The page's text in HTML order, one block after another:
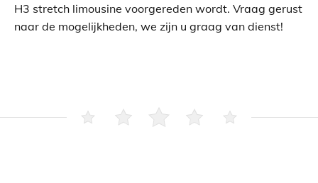
H3 stretch limousine voorgereden wordt. Vraag gerust
naar de mogelijkheden, we zijn u graag van dienst!